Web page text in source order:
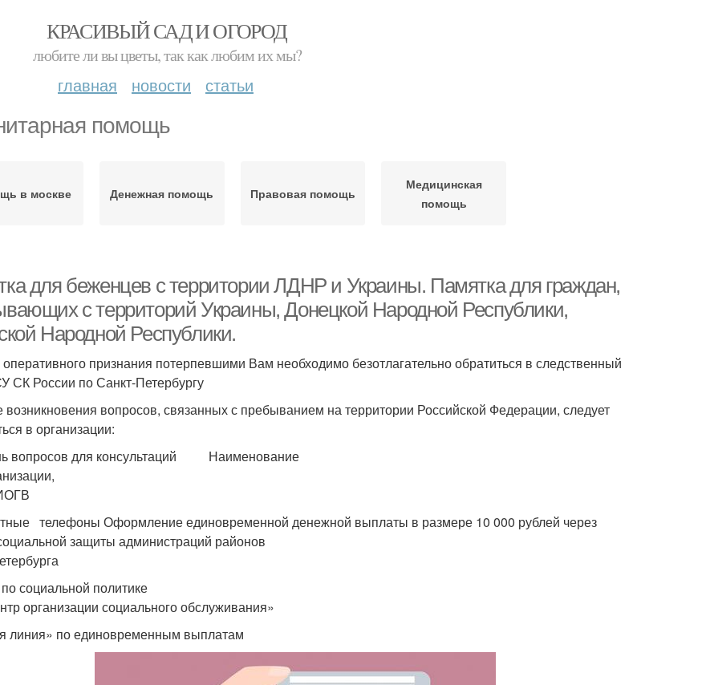
КРАСИВЫЙ САД И ОГОРОД
любите ли вы цветы, так как любим их мы?
главная новости статьи
помощь
в москве Денежная помощь Правовая помощь
Медицинская
помощь
для беженцев с территории ЛДНР и Украины. Памятка для граждан,
с территорий Украины, Донецкой Народной Республики,
Народной Республики.
признания потерпевшими Вам необходимо безотлагательно обратиться в следственный
СК России по Санкт-Петербургу
возникновения вопросов, связанных с пребыванием на территории Российской Федерации, следует
в организации:
вопросов для консультаций Наименование
телефоны Оформление единовременной денежной выплаты в размере 10 000 рублей через
защиты администраций районов
социальной политике
организации социального обслуживания»
линия» по единовременным выплатам